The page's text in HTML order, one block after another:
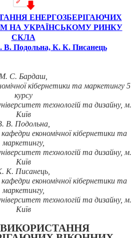
ЕНЕРГОЗБЕРІГАЮЧИХ
НА УКРАЇНСЬКОМУ РИНКУ
СКЛА
Подольна, К. К. Писанець
М. С. Бардаш
кібернетики та маркетингу 5
курсу
технологій та дизайну, м.
Київ
В. Подольна,
економічної кібернетики та
маркетингу,
технологій та дизайну, м.
Київ
К. Писанець,
економічної кібернетики та
маркетингу,
технологій та дизайну, м.
Київ
ВИКОРИСТАННЯ